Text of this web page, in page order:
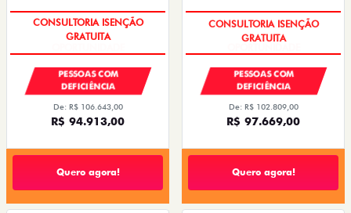
CONSULTORIA ISENÇÃO
GRATUITA
PESSOAS COM
DEFICIÊNCIA
De: R$ 106.643,00
R$ 94.913,00
Quero agora!
CONSULTORIA ISENÇÃO
GRATUITA
PESSOAS COM
DEFICIÊNCIA
De: R$ 102.809,00
R$ 97.669,00
Quero agora!